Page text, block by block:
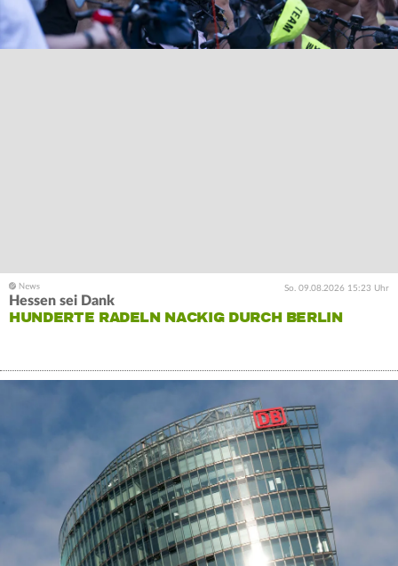
So. 09.08.2026 15:23 Uhr
Hessen sei Dank
HUNDERTE RADELN NACKIG DURCH BERLIN